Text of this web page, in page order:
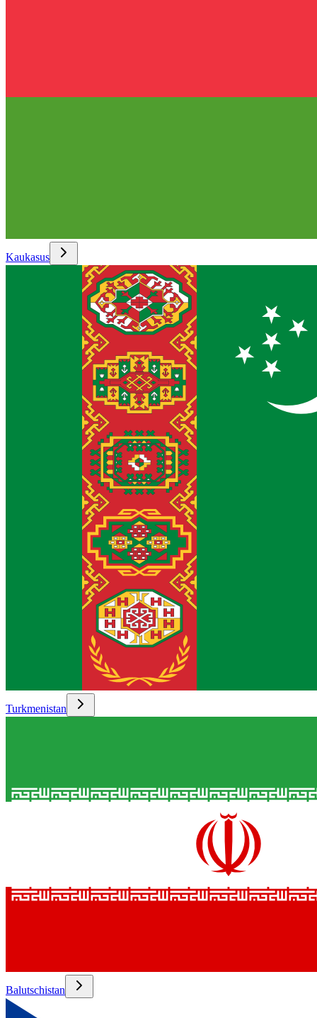
Kaukasus
Turkmenistan
Balutschistan